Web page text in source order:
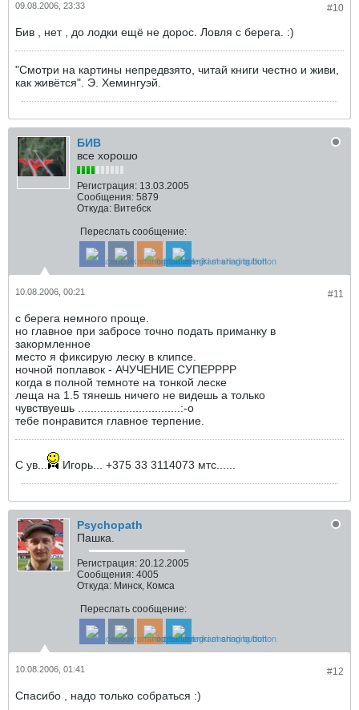
#10
09.08.2006, 23:33
Бив , нет , до лодки ещё не дорос. Ловля с берега. :)
"Смотри на картины непредвзято, читай книги честно и живи,
как живётся". Э. Хемингуэй.
БИВ
все хорошо
Регистрация: 13.03.2005
Сообщения: 5879
Откуда: Витебск
Переслать сообщение:
#11
10.08.2006, 00:21
с берега немного проще.
но главное при забросе точно подать приманку в
закормленное
место я фиксирую леску в клипсе.
ночной поплавок - АЧУЧЕНИЕ СУПЕРРРР
когда в полной темноте на тонкой леске
леща на 1.5 тянешь ничего не видешь а только
чувствуешь ................................:-o
тебе понравится главное терпение.
С ув... Игорь... +375 33 3114073 мтс......
Psychopath
Пашка.
Регистрация: 20.12.2005
Сообщения: 4005
Откуда: Минск, Комса
Переслать сообщение:
#12
10.08.2006, 01:41
Cпасибо , надо только собраться :)